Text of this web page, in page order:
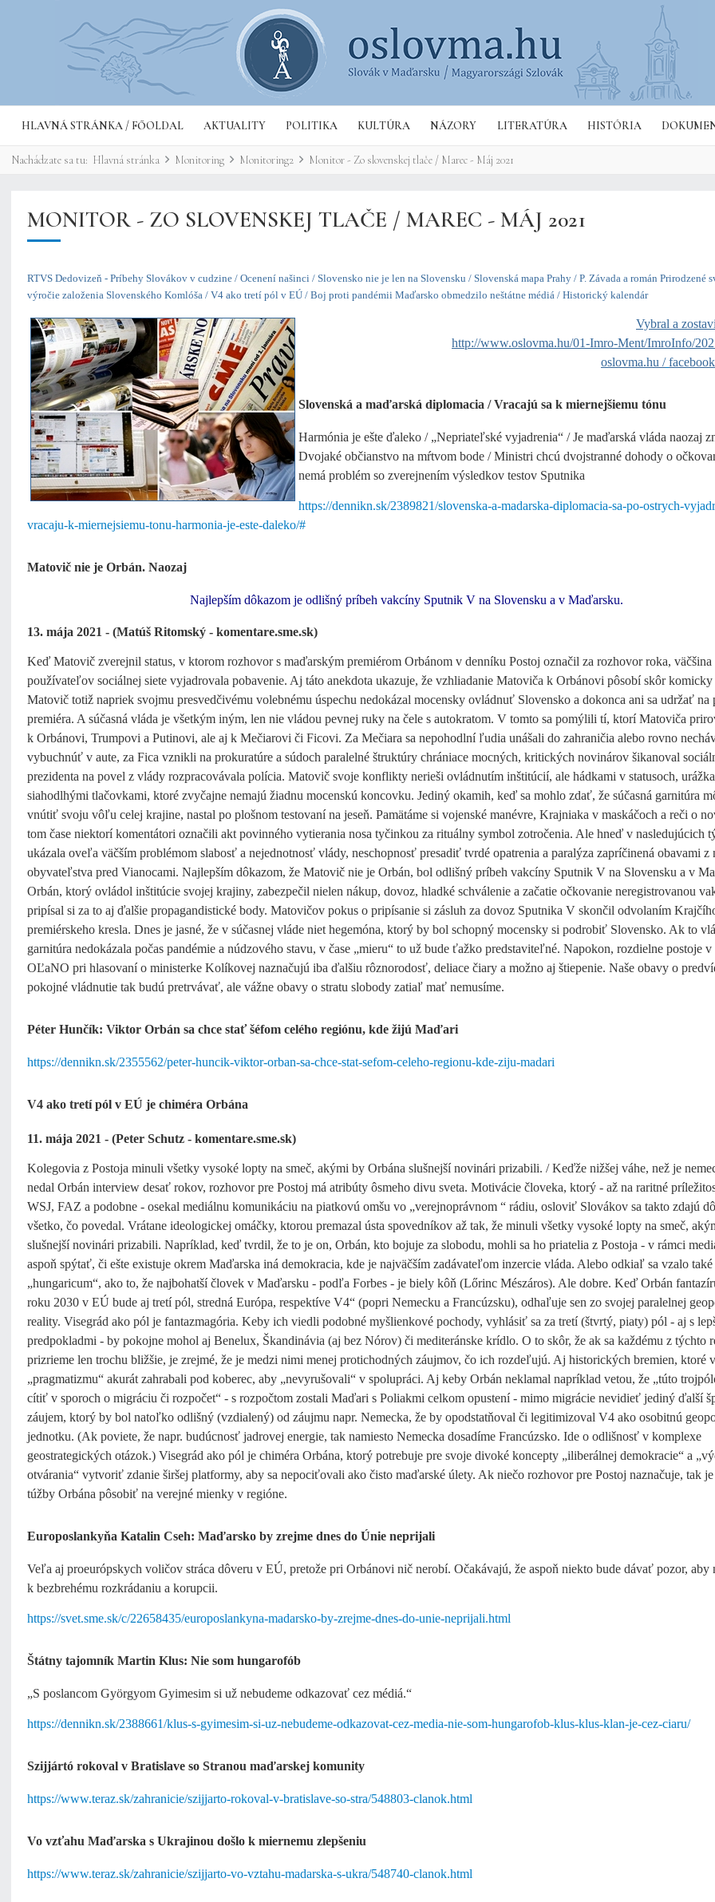
HLAVNÁ STRÁNKA / FŐOLDAL AKTUALITY POLITIKA KULTÚRA NÁZORY LITERATÚRA HISTÓRIA
Nachádzate sa tu: Hlavná stránka Monitoring Monitoring2 Monitor - Zo slovenskej tlače / Marec - Máj 2021
MONITOR - ZO SLOVENSKEJ TLAČE / MAREC - MÁJ 2021
RTVS Dedovizeň - Príbehy Slovákov v cudzine / Ocenení našinci / Slovensko nie je len na Slovensku / Slovenská mapa Prahy / P. Závada a román Prirodzené
výročie založenia Slovenského Komlóša / V4 ako tretí pól v EÚ / Boj proti pandémii Maďarsko obmedzilo neštátne médiá / Historický kalendár
Vybral a
http://www.oslovma.hu/01-Imro-Ment/ImroInfo/
oslovma.hu /
Slovenská a maďarská diplomacia / Vracajú sa k miernejšiemu tónu
Harmónia je ešte ďaleko / „Nepriateľské vyjadrenia“ / Je maďarská vláda naozaj
Dvojaké občianstvo na mŕtvom bode / Ministri chcú dvojstranné dohody o
nemá problém so zverejnením výsledkov testov Sputnika
https://dennikn.sk/2389821/slovenska-a-madarska-diplomacia-sa-po-ostrych-
vracaju-k-miernejsiemu-tonu-harmonia-je-este-daleko/#
Matovič nie je Orbán. Naozaj
Najlepším dôkazom je odlišný príbeh vakcíny Sputnik V na Slovensku a v Maďarsku.
13. mája 2021 - (Matúš Ritomský - komentare.sme.sk)
Keď Matovič zverejnil status, v ktorom rozhovor s maďarským premiérom Orbánom v denníku Postoj označil za rozhovor roka, väčšina
používateľov sociálnej siete vyjadrovala pobavenie. Aj táto anekdota ukazuje, že vzhliadanie Matoviča k Orbánovi pôsobí skôr
Matovič totiž napriek svojmu presvedčivému volebnému úspechu nedokázal mocensky ovládnuť Slovensko a dokonca ani sa udržať na
premiéra. A súčasná vláda je všetkým iným, len nie vládou pevnej ruky na čele s autokratom. V tomto sa pomýlili tí, ktorí Matoviča
k Orbánovi, Trumpovi a Putinovi, ale aj k Mečiarovi či Ficovi. Za Mečiara sa nepohodlní ľudia unášali do zahraničia alebo rovno
vybuchnúť v aute, za Fica vznikli na prokuratúre a súdoch paralelné štruktúry chrániace mocných, kritických novinárov šikanoval
prezidenta na povel z vlády rozpracovávala polícia. Matovič svoje konflikty nerieši ovládnutím inštitúcií, ale hádkami v statusoch,
siahodlhými tlačovkami, ktoré zvyčajne nemajú žiadnu mocenskú koncovku. Jediný okamih, keď sa mohlo zdať, že súčasná garnitúra
vnútiť svoju vôľu celej krajine, nastal po plošnom testovaní na jeseň. Pamätáme si vojenské manévre, Krajniaka v maskáčoch a reči o
tom čase niektorí komentátori označili akt povinného vytierania nosa tyčinkou za rituálny symbol zotročenia. Ale hneď v nasledujúcich
ukázala oveľa väčším problémom slabosť a nejednotnosť vlády, neschopnosť presadiť tvrdé opatrenia a paralýza zapríčinená obavami z
obyvateľstva pred Vianocami. Najlepším dôkazom, že Matovič nie je Orbán, bol odlišný príbeh vakcíny Sputnik V na Slovensku a v
Orbán, ktorý ovládol inštitúcie svojej krajiny, zabezpečil nielen nákup, dovoz, hladké schválenie a začatie očkovanie neregistrovanou
pripísal si za to aj ďalšie propagandistické body. Matovičov pokus o pripísanie si zásluh za dovoz Sputnika V skončil odvolaním
premiérskeho kresla. Dnes je jasné, že v súčasnej vláde niet hegemóna, ktorý by bol schopný mocensky si podrobiť Slovensko. Ak to
garnitúra nedokázala počas pandémie a núdzového stavu, v čase „mieru“ to už bude ťažko predstaviteľné. Napokon, rozdielne postoje v
OĽaNO pri hlasovaní o ministerke Kolíkovej naznačujú iba ďalšiu rôznorodosť, deliace čiary a možno aj štiepenie. Naše obavy o
pokojné vládnutie tak budú pretrvávať, ale vážne obavy o stratu slobody zatiaľ mať nemusíme.
Péter Hunčík: Viktor Orbán sa chce stať šéfom celého regiónu, kde žijú Maďari
https://dennikn.sk/2355562/peter-huncik-viktor-orban-sa-chce-stat-sefom-celeho-regionu-kde-ziju-madari
V4 ako tretí pól v EÚ je chiméra Orbána
11. mája 2021 - (Peter Schutz - komentare.sme.sk)
Kolegovia z Postoja minuli všetky vysoké lopty na smeč, akými by Orbána slušnejší novinári prizabili. / Keďže nižšej váhe, než je
nedal Orbán interview desať rokov, rozhovor pre Postoj má atribúty ôsmeho divu sveta. Motivácie človeka, ktorý - až na raritné
WSJ, FAZ a podobne - osekal mediálnu komunikáciu na piatkovú omšu vo „verejnoprávnom “ rádiu, osloviť Slovákov sa takto zdajú
všetko, čo povedal. Vrátane ideologickej omáčky, ktorou premazal ústa spovedníkov až tak, že minuli všetky vysoké lopty na smeč,
slušnejší novinári prizabili. Napríklad, keď tvrdil, že to je on, Orbán, kto bojuje za slobodu, mohli sa ho priatelia z Postoja - v rámci
aspoň spýtať, či ešte existuje okrem Maďarska iná demokracia, kde je najväčším zadávateľom inzercie vláda. Alebo odkiaľ sa vzalo také
„hungaricum“, ako to, že najbohatší človek v Maďarsku - podľa Forbes - je biely kôň (Lőrinc Mészáros). Ale dobre. Keď Orbán
roku 2030 v EÚ bude aj tretí pól, stredná Európa, respektíve V4“ (popri Nemecku a Francúzsku), odhaľuje sen zo svojej paralelnej
reality. Visegrád ako pól je fantazmagória. Keby ich viedli podobné myšlienkové pochody, vyhlásiť sa za tretí (štvrtý, piaty) pól - aj s
predpokladmi - by pokojne mohol aj Benelux, Škandinávia (aj bez Nórov) či mediteránske krídlo. O to skôr, že ak sa každému z týchto
prizrieme len trochu bližšie, je zrejmé, že je medzi nimi menej protichodných záujmov, čo ich rozdeľujú. Aj historických bremien, ktoré
„pragmatizmu“ akurát zahrabali pod koberec, aby „nevyrušovali“ v spolupráci. Aj keby Orbán neklamal napríklad vetou, že „túto
cítiť v sporoch o migráciu či rozpočet“ - s rozpočtom zostali Maďari s Poliakmi celkom opustení - mimo migrácie nevidieť jediný ďalší
záujem, ktorý by bol natoľko odlišný (vzdialený) od záujmu napr. Nemecka, že by opodstatňoval či legitimizoval V4 ako osobitnú
jednotku. (Ak poviete, že napr. budúcnosť jadrovej energie, tak namiesto Nemecka dosadíme Francúzsko. Ide o odlišnosť v komplexe
geostrategických otázok.) Visegrád ako pól je chiméra Orbána, ktorý potrebuje pre svoje divoké koncepty „iliberálnej demokracie“ a
otvárania“ vytvoriť zdanie širšej platformy, aby sa nepociťovali ako čisto maďarské úlety. Ak niečo rozhovor pre Postoj naznačuje, tak
túžby Orbána pôsobiť na verejné mienky v regióne.
Europoslankyňa Katalin Cseh: Maďarsko by zrejme dnes do Únie neprijali
Veľa aj proeurópskych voličov stráca dôveru v EÚ, pretože pri Orbánovi nič nerobí. Očakávajú, že aspoň niekto bude dávať pozor, aby
k bezbrehému rozkrádaniu a korupcii.
https://svet.sme.sk/c/22658435/europoslankyna-madarsko-by-zrejme-dnes-do-unie-neprijali.html
Štátny tajomník Martin Klus: Nie som hungarofób
„S poslancom Györgyom Gyimesim si už nebudeme odkazovať cez médiá.“
https://dennikn.sk/2388661/klus-s-gyimesim-si-uz-nebudeme-odkazovat-cez-media-nie-som-hungarofob-klus-klus-klan-je-cez-ciaru/
Szijjártó rokoval v Bratislave so Stranou maďarskej komunity
https://www.teraz.sk/zahranicie/szijjarto-rokoval-v-bratislave-so-stra/548803-clanok.html
Vo vzťahu Maďarska s Ukrajinou došlo k miernemu zlepšeniu
https://www.teraz.sk/zahranicie/szijjarto-vo-vztahu-madarska-s-ukra/548740-clanok.html